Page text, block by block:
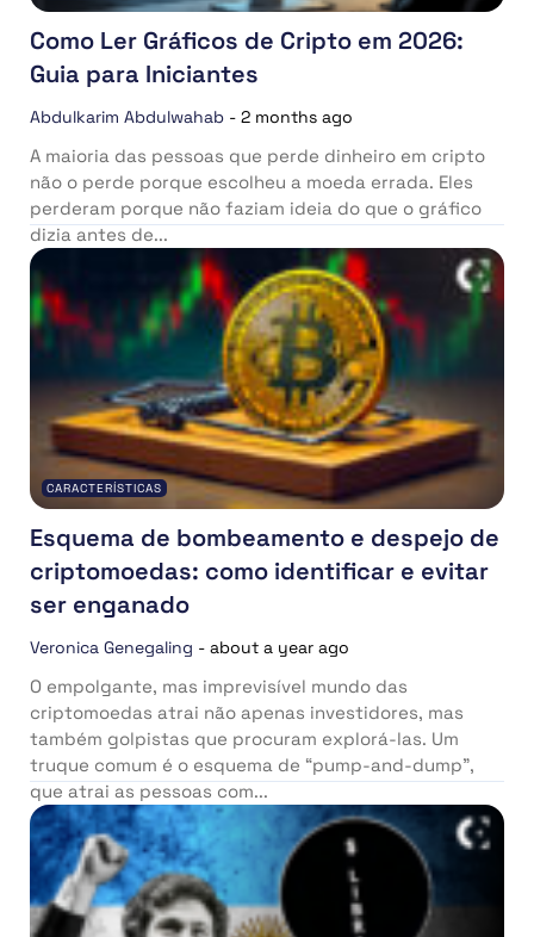
Como Ler Gráficos de Cripto em 2026:
Guia para Iniciantes
Abdulkarim Abdulwahab - 2 months ago
A maioria das pessoas que perde dinheiro em cripto
não o perde porque escolheu a moeda errada. Eles
perderam porque não faziam ideia do que o gráfico
dizia antes de...
CARACTERÍSTICAS
Esquema de bombeamento e despejo de
criptomoedas: como identificar e evitar
ser enganado
Veronica Genegaling - about a year ago
O empolgante, mas imprevisível mundo das
criptomoedas atrai não apenas investidores, mas
também golpistas que procuram explorá-las. Um
truque comum é o esquema de “pump-and-dump”,
que atrai as pessoas com...